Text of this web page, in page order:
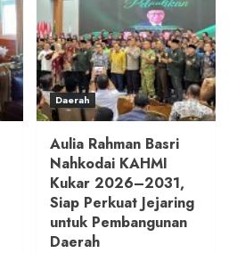
Daerah
Aulia Rahman Basri
Nahkodai KAHMI
Kukar 2026–2031,
Siap Perkuat Jejaring
untuk Pembangunan
Daerah